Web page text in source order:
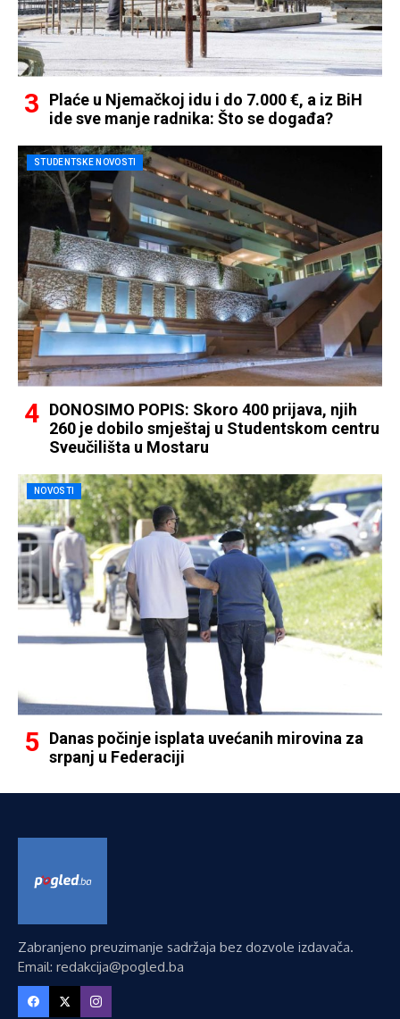
Plaće u Njemačkoj idu i do 7.000 €, a iz BiH
ide sve manje radnika: Što se događa?
STUDENTSKE NOVOSTI
DONOSIMO POPIS: Skoro 400 prijava, njih
260 je dobilo smještaj u Studentskom centru
Sveučilišta u Mostaru
NOVOSTI
Danas počinje isplata uvećanih mirovina za
srpanj u Federaciji
Zabranjeno preuzimanje sadržaja bez dozvole izdavača.
Email: redakcija@pogled.ba